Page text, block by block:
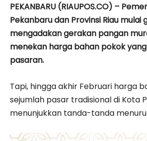
PEKANBARU (RIAUPOS.CO) –
Pekanbaru dan Provinsi Riau mulai
mengadakan gerakan pangan
menekan harga bahan pokok
pasaran.
Tapi, hingga akhir Februari harga
sejumlah pasar tradisional di Kota
menunjukkan tanda-tanda